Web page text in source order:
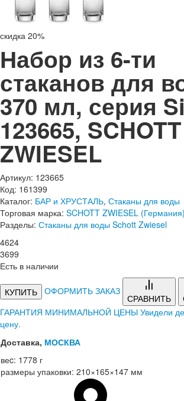
скидка 20%
Набор из 6-ти
стаканов для
370 мл, серия
123665, SCHOTT
ZWIESEL
Артикул: 123665
Код: 161399
Каталог: БАР и ХРУСТАЛЬ, Стаканы для воды
Торговая марка: SCHOTT ZWIESEL (Германия)
Разделы: Стаканы для воды Schott Zwiesel
4624
3699
Есть в наличии
КУПИТЬ ОФОРМИТЬ ЗАКАЗ
СРАВНИТЬ
ГАРАНТИЯ МИНИМАЛЬНОЙ ЦЕНЫ Увидели
цену.
Доставка, МОСКВА
веc: 1778 г
размеры упаковки: 210×165×147 мм